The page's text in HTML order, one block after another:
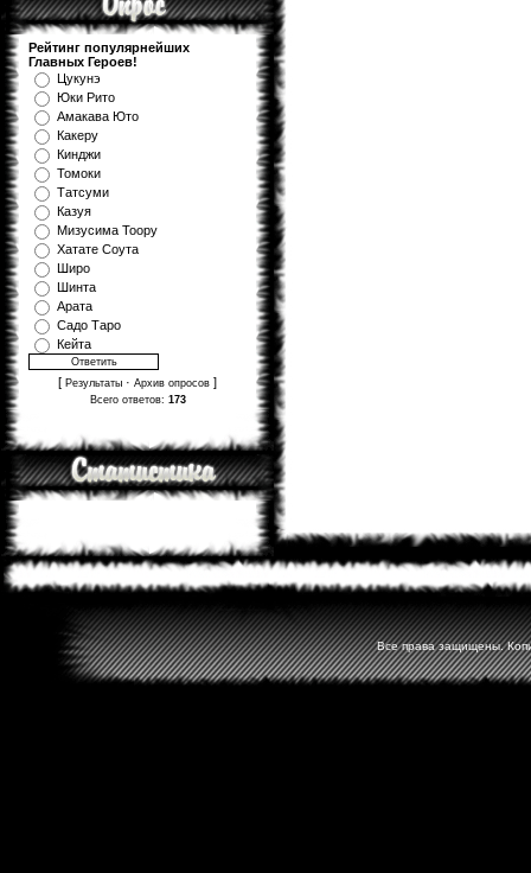
Рейтинг популярнейших
Главных Героев!
Цукунэ
Юки Рито
Амакава Юто
Какеру
Кинджи
Томоки
Татсуми
Казуя
Мизуcима Тоору
Хатате Соута
Широ
Шинта
Арата
Садо Таро
Кейта
[ Результаты · Архив опросов ]
Всего ответов: 173
Все права защищены.